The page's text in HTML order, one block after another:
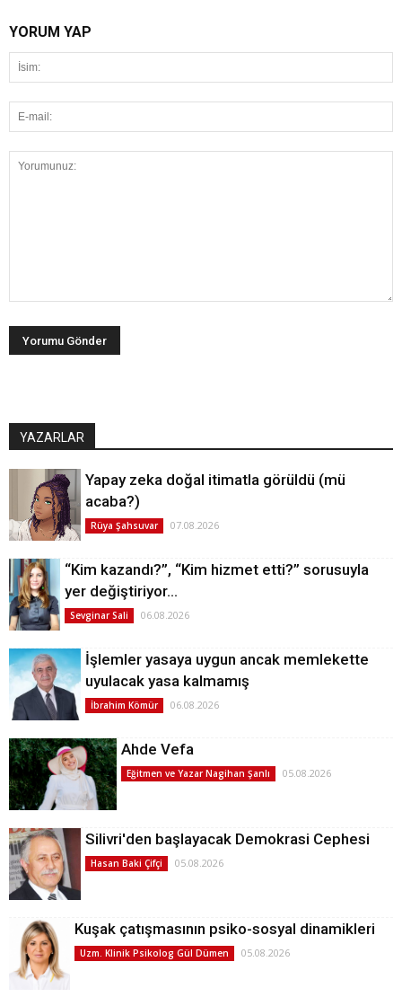
YORUM YAP
YAZARLAR
Yapay zeka doğal itimatla görüldü (mü
acaba?)
Rüya Şahsuvar 07.08.2026
“Kim kazandı?”, “Kim hizmet etti?” sorusuyla
yer değiştiriyor…
Sevginar Sali 06.08.2026
İşlemler yasaya uygun ancak memlekette
uyulacak yasa kalmamış
İbrahim Kömür 06.08.2026
Ahde Vefa
Eğitmen ve Yazar Nagihan Şanlı 05.08.2026
Silivri'den başlayacak Demokrasi Cephesi
Hasan Baki Çifçi 05.08.2026
Kuşak çatışmasının psiko-sosyal dinamikleri
Uzm. Klinik Psikolog Gül Dümen 05.08.2026